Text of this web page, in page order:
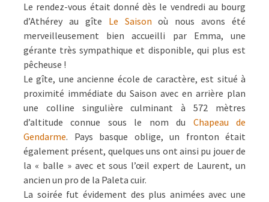
Le rendez-vous était donné dès le vendredi au bourg
d’Athérey au gîte Le Saison où nous avons été
merveilleusement bien accueilli par Emma, une
gérante très sympathique et disponible, qui plus est
pêcheuse !
Le gîte, une ancienne école de caractère, est situé à
proximité immédiate du Saison avec en arrière plan
une colline singulière culminant à 572 mètres
d’altitude connue sous le nom du Chapeau de
Gendarme. Pays basque oblige, un fronton était
également présent, quelques uns ont ainsi pu jouer de
la « balle » avec et sous l’œil expert de Laurent, un
ancien un pro de la Paleta cuir.
La soirée fut évidement des plus animées avec une